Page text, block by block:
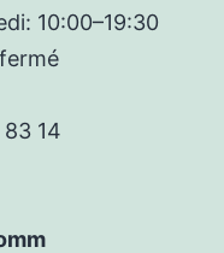
10:00–19:30
14